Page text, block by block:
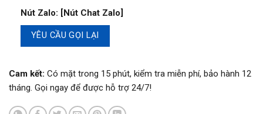
Nút Zalo: [Nút Chat Zalo]
YÊU CẦU GỌI LẠI
Cam kết: Có mặt trong 15 phút, kiểm tra miễn phí, bảo hành 12
tháng. Gọi ngay để được hỗ trợ 24/7!